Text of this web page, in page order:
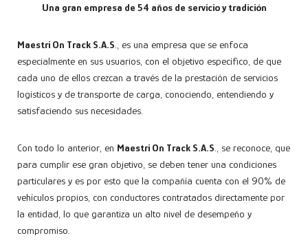
Una gran empresa de 54 años de servicio y tradición
Maestri On Track S.A.S ., es una empresa que se enfoca
especialmente en sus usuarios, con el objetivo específico, de que
cada uno de ellos crezcan a través de la prestación de servicios
logísticos y de transporte de carga, conociendo, entendiendo y
satisfaciendo sus necesidades.
Con todo lo anterior, en Maestri On Track S.A.S ., se reconoce, que
para cumplir ese gran objetivo, se deben tener una condiciones
particulares y es por esto que la compañía cuenta con el 90% de
vehículos propios, con conductores contratados directamente por
la entidad, lo que garantiza un alto nivel de desempeño y
compromiso.